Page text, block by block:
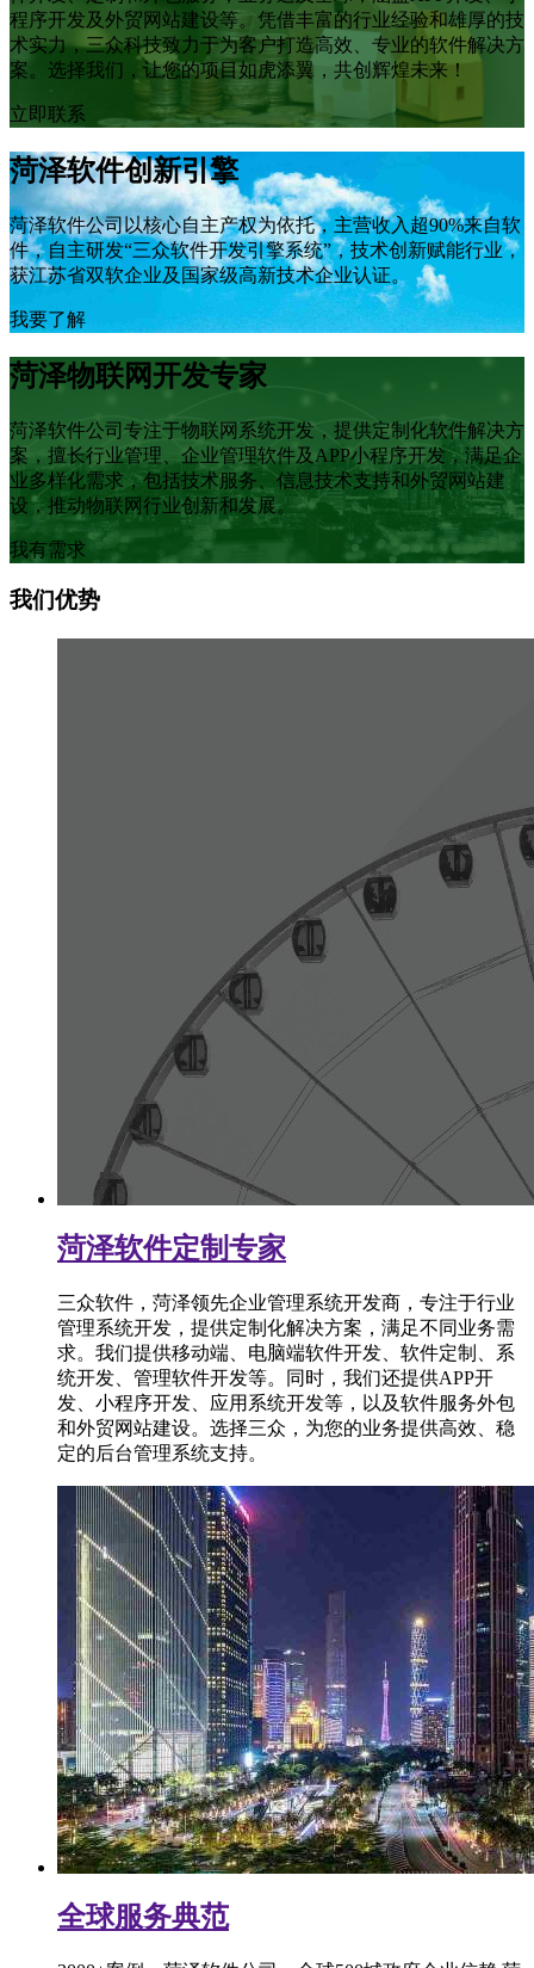
程序开发及外贸网站建设等。凭借丰富的行业经验和雄厚的技
术实力，三众科技致力于为客户打造高效、专业的软件解决方
案。选择我们，让您的项目如虎添翼，共创辉煌未来！
立即联系
菏泽软件创新引擎
菏泽软件公司以核心自主产权为依托，主营收入超90%来自软
件，自主研发“三众软件开发引擎系统”，技术创新赋能行业，
获江苏省双软企业及国家级高新技术企业认证。
我要了解
菏泽物联网开发专家
菏泽软件公司专注于物联网系统开发，提供定制化软件解决方
案，擅长行业管理、企业管理软件及APP小程序开发，满足企
业多样化需求，包括技术服务、信息技术支持和外贸网站建
设，推动物联网行业创新和发展。
我有需求
我们优势
菏泽软件定制专家
三众软件，菏泽领先企业管理系统开发商，专注于行业
管理系统开发，提供定制化解决方案，满足不同业务需
求。我们提供移动端、电脑端软件开发、软件定制、系
统开发、管理软件开发等。同时，我们还提供APP开
发、小程序开发、应用系统开发等，以及软件服务外包
和外贸网站建设。选择三众，为您的业务提供高效、稳
定的后台管理系统支持。
全球服务典范